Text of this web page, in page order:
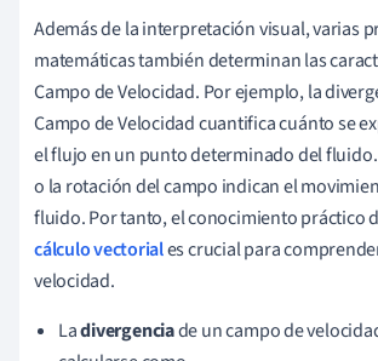
Además de la interpretación visual, varias
matemáticas también determinan las
Campo de Velocidad. Por ejemplo, la
Campo de Velocidad cuantifica cuánto se
el flujo en un punto determinado del
o la rotación del campo indican el
fluido. Por tanto, el conocimiento práctico
cálculo vectoriales crucial para
velocidad.
Ladivergenciade un campo de